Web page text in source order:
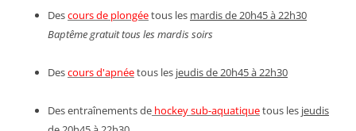
Descours de plongéetous les mardis de 20h45 à 22h30
Baptême gratuit tous les mardis soirs
Descours d'apnéetous les jeudis de 20h45 à 22h30
Des entraînements de hockey sub-aquatiquetous les jeudis